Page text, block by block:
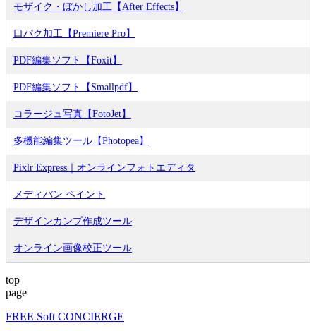
モザイク・ぼかし加工【After Effects】
口パク加工【Premiere Pro】
PDF編集ソフト【Foxit】
PDF編集ソフト【Smallpdf】
コラージュ写真【FotoJet】
多機能編集ツール【Photopea】
Pixlr Express｜オンラインフォトエディタ
メディバン ペイント
デザインカンプ作成ツール
オンライン画像校正ツール
top
page
FREE Soft CONCIERGE